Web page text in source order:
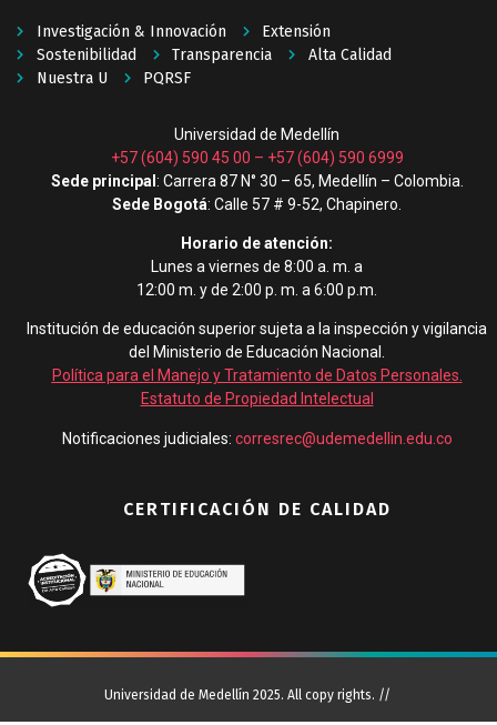
Investigación & Innovación
Extensión
Sostenibilidad
Transparencia
Alta Calidad
Nuestra U
PQRSF
Universidad de Medellín
+57 (604) 590 45 00 – +57 (604) 590 6999
Sede principal: Carrera 87 N° 30 – 65, Medellín – Colombia.
Sede Bogotá: Calle 57 # 9-52, Chapinero.
Horario de atención:
Lunes a viernes de 8:00 a. m. a
12:00 m. y de 2:00 p. m. a 6:00 p.m.
Institución de educación superior sujeta a la inspección y vigilancia
del Ministerio de Educación Nacional.
Política para el Manejo y Tratamiento de Datos Personales.
Estatuto de Propiedad Intelectual
Notificaciones judiciales: corresrec@udemedellin.edu.co
CERTIFICACIÓN DE CALIDAD
Universidad de Medellín 2025. All copy rights. //